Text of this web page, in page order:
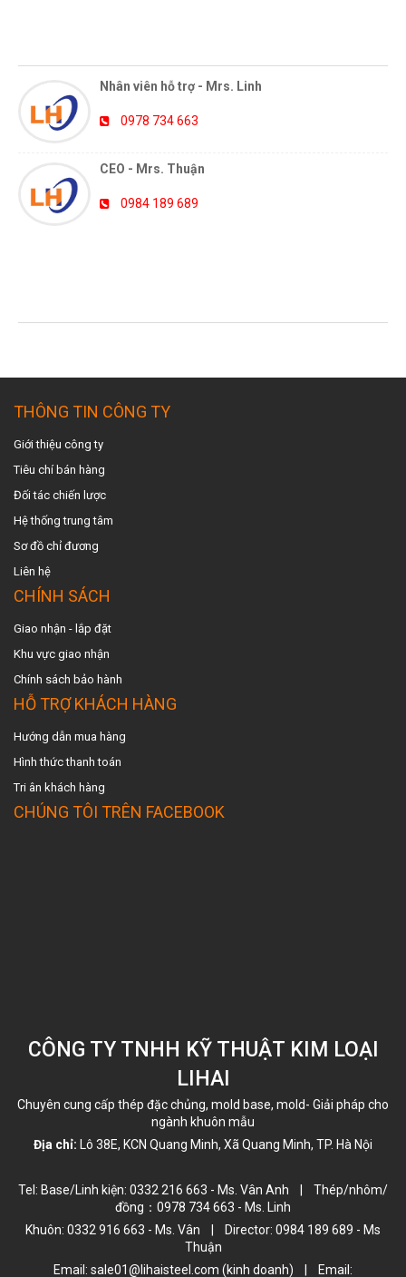
Nhân viên hỗ trợ - Mrs. Linh
0978 734 663
CEO - Mrs. Thuận
0984 189 689
THÔNG TIN CÔNG TY
Giới thiệu công ty
Tiêu chí bán hàng
Đối tác chiến lược
Hệ thống trung tâm
Sơ đồ chỉ đương
Liên hệ
CHÍNH SÁCH
Giao nhận - lắp đặt
Khu vực giao nhận
Chính sách bảo hành
HỖ TRỢ KHÁCH HÀNG
Hướng dẫn mua hàng
Hình thức thanh toán
Tri ân khách hàng
CHÚNG TÔI TRÊN FACEBOOK
CÔNG TY TNHH KỸ THUẬT KIM LOẠI
LIHAI
Chuyên cung cấp thép đặc chủng, mold base, mold- Giải pháp cho
ngành khuôn mẫu
Địa chỉ:
Lô 38E, KCN Quang Minh, Xã Quang Minh, TP. Hà Nội
Tel: Base/Linh kiện: 0332 216 663 - Ms. Vân Anh | Thép/nhôm/
đồng：0978 734 663 - Ms. Linh
Khuôn: 0332 916 663 - Ms. Vân | Director: 0984 189 689 - Ms
Thuận
Email: sale01@lihaisteel.com (kinh doanh) | Email: